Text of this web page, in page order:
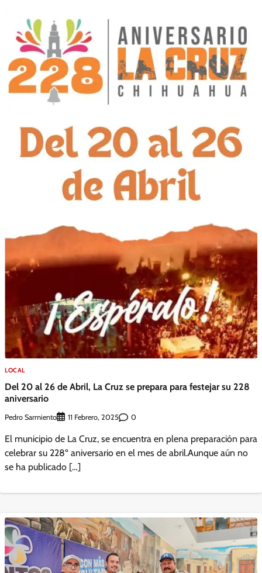
LOCAL
Del 20 al 26 de Abril, La Cruz se prepara para festejar su 228
aniversario
Pedro Sarmiento 11 Febrero, 2025 0
El municipio de La Cruz, se encuentra en plena preparación para
celebrar su 228º aniversario en el mes de abril.Aunque aún no
se ha publicado […]